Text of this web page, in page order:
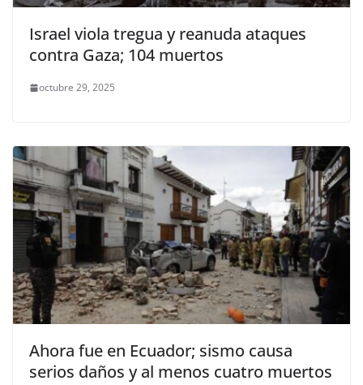
Israel viola tregua y reanuda ataques
contra Gaza; 104 muertos
octubre 29, 2025
Ahora fue en Ecuador; sismo causa
serios daños y al menos cuatro muertos